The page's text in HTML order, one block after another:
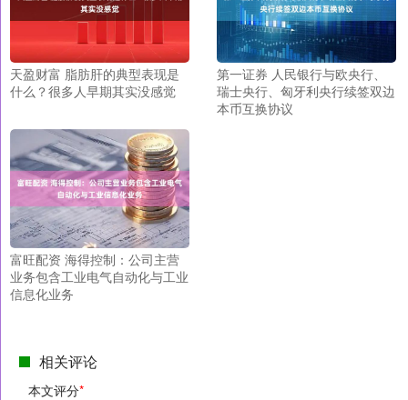
天盈财富 脂肪肝的典型表现是
什么？很多人早期其实没感觉
第一证券 人民银行与欧央行、
瑞士央行、匈牙利央行续签双边
本币互换协议
富旺配资 海得控制：公司主营
业务包含工业电气自动化与工业
信息化业务
相关评论
本文评分*